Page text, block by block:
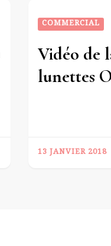
COMMERCIAL
Vidéo de
lunettes
13 JANVIER 2018